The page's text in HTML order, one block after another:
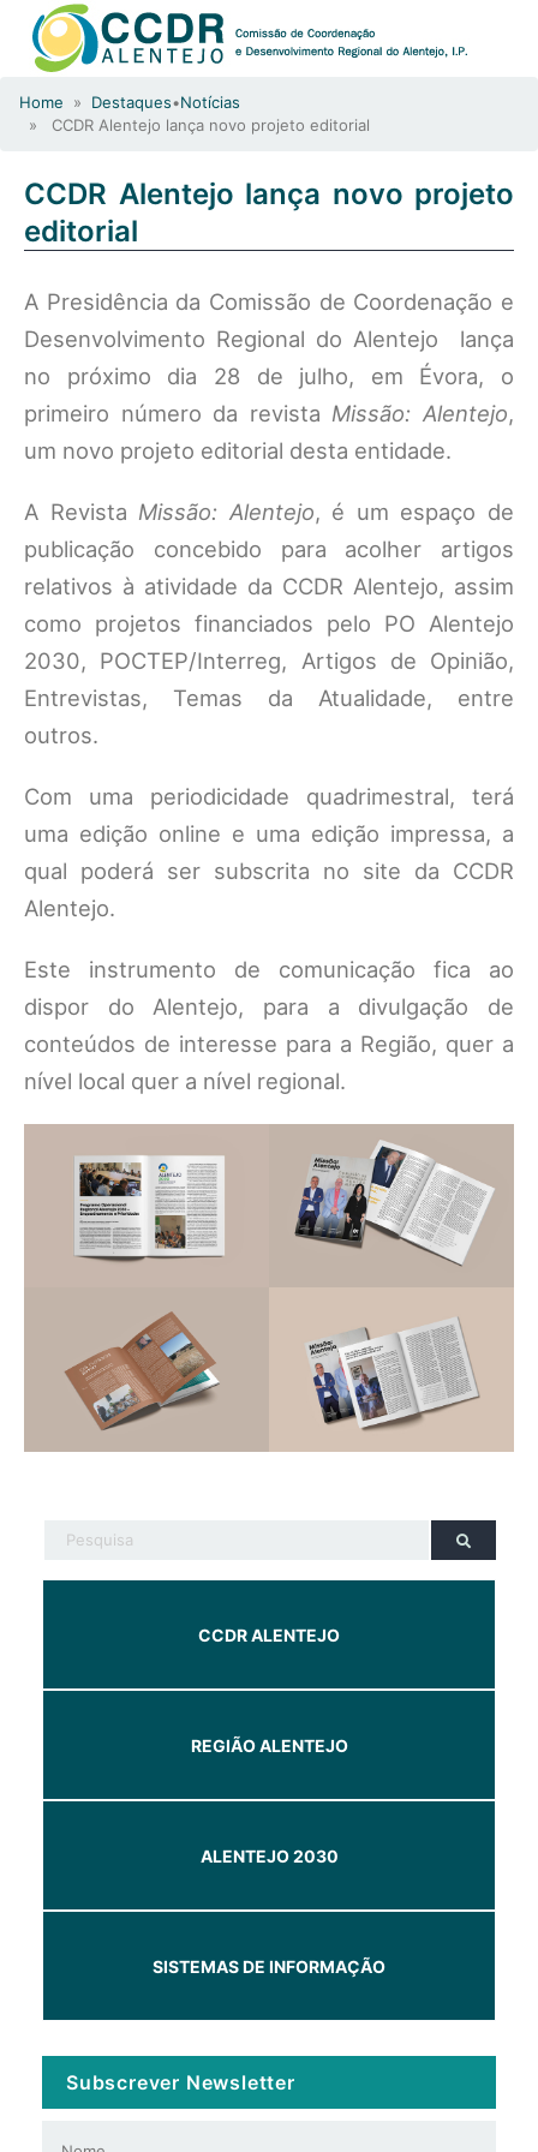
Home » Destaques•Notícias
» CCDR Alentejo lança novo projeto editorial
CCDR Alentejo lança novo projeto
editorial
A Presidência da Comissão de Coordenação e
Desenvolvimento Regional do Alentejo lança
no próximo dia 28 de julho, em Évora, o
primeiro número da revista Missão: Alentejo,
um novo projeto editorial desta entidade.
A Revista Missão: Alentejo, é um espaço de
publicação concebido para acolher artigos
relativos à atividade da CCDR Alentejo, assim
como projetos financiados pelo PO Alentejo
2030, POCTEP/Interreg, Artigos de Opinião,
Entrevistas, Temas da Atualidade, entre
outros.
Com uma periodicidade quadrimestral, terá
uma edição online e uma edição impressa, a
qual poderá ser subscrita no site da CCDR
Alentejo.
Este instrumento de comunicação fica ao
dispor do Alentejo, para a divulgação de
conteúdos de interesse para a Região, quer a
nível local quer a nível regional.
CCDR ALENTEJO
REGIÃO ALENTEJO
ALENTEJO 2030
SISTEMAS DE INFORMAÇÃO
Subscrever Newsletter